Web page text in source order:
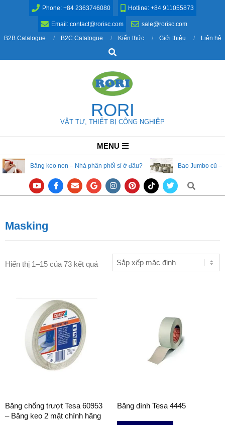
Phone: +84 2363746080 Hotline: +84 911055873
Email: contact@rorisc.com
sale@rorisc.com
B2B Catalogue
B2C Catalogue Kiến thức Giới thiệu
Liên hệ
Search
RORI
VẬT TƯ, THIẾT BỊ CÔNG NGHIỆP
Navigation
Menu
MENU
Băng keo non – Nhà phân phối sỉ ở đâu? Bao Jumbo cũ –
Search
Masking
Hiển thị 1–15 của 73 kết quả
Băng chống trượt Tesa 60953
– Băng keo 2 mặt chính hãng
Băng dính Tesa 4445